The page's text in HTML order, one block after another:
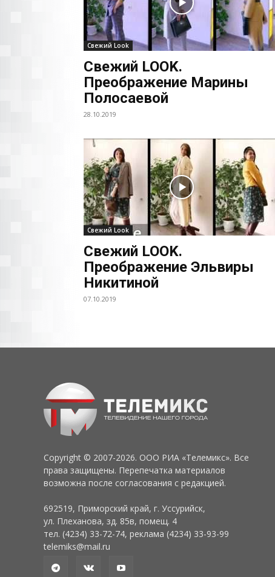
Свежий Look
Свежий LOOK.
Преображение Марины
Полосаевой
28.10.2019
Свежий Look
Свежий LOOK.
Преображение Эльвиры
Никитиной
07.10.2019
Copyright © 2007-2026. ООО РИА «Телемикс». Все
права защищены. Перепечатка материалов
возможна после согласования с редакцией.
692519, Приморский край, г. Уссурийск,
ул. Плеханова, зд. 85в, помещ. 4
тел. (4234) 33-72-74, реклама (4234) 33-93-99
telemiks@mail.ru